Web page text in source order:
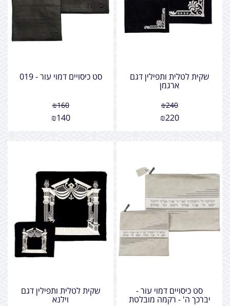
שקית לטלית ותפילין דגם
ארגמן
₪240
₪220
סט כיסויים דמוי עור - 019
₪160
₪140
סט כיסויים דמוי עור -
יברכך ה' - רקמה מובלטת
שקית לטלית ותפילין דגם
וילנא